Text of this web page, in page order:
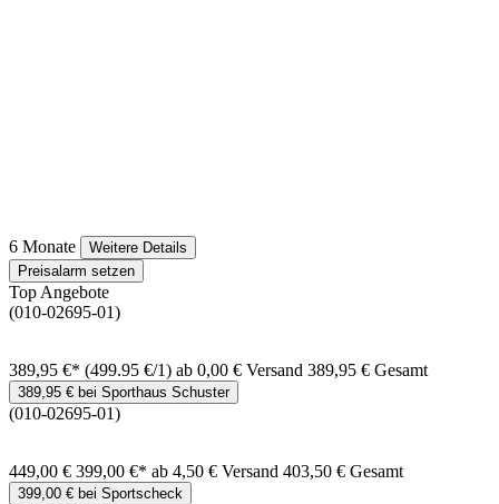
6 Monate
Weitere Details
Preisalarm setzen
Top Angebote
(010-02695-01)
389,95 €* (499.95 €/1) ab 0,00 € Versand 389,95 € Gesamt
389,95 € bei Sporthaus Schuster
(010-02695-01)
449,00 € 399,00 €* ab 4,50 € Versand 403,50 € Gesamt
399,00 € bei Sportscheck